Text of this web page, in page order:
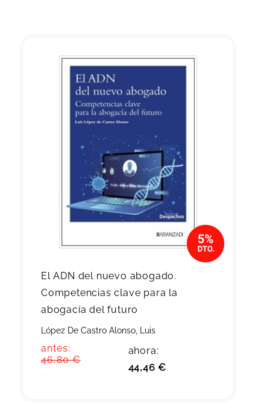
El ADN del nuevo abogado.
Competencias clave para la
abogacía del futuro
López De Castro Alonso, Luis
antes:
46,80 €
ahora:
44,46 €